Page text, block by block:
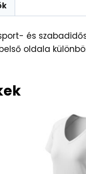
és
oldala